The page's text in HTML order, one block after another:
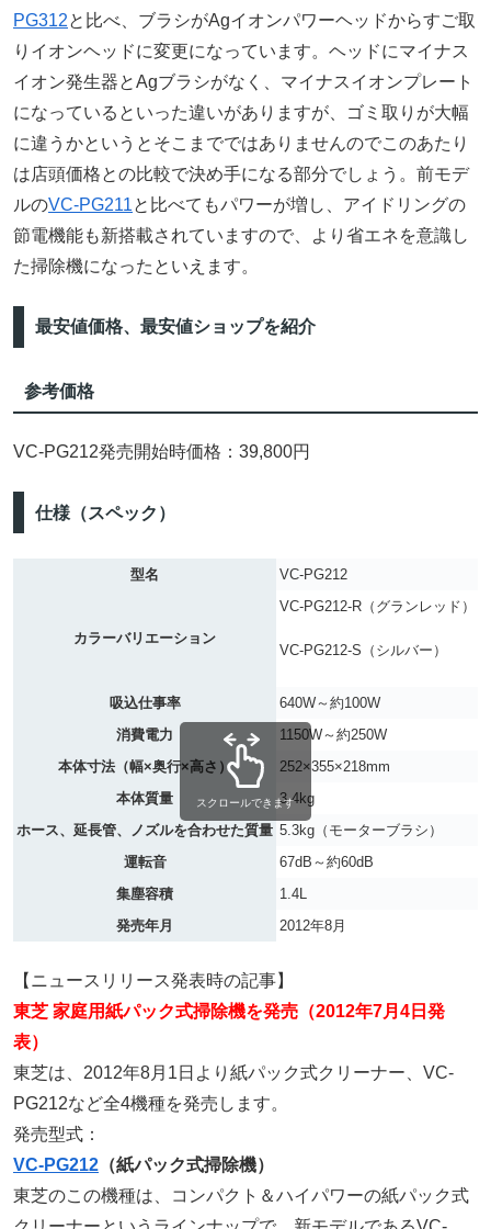
PG312と比べ、ブラシがAgイオンパワーヘッドからすご取
りイオンヘッドに変更になっています。ヘッドにマイナス
イオン発生器とAgブラシがなく、マイナスイオンプレート
になっているといった違いがありますが、ゴミ取りが大幅
に違うかというとそこまでではありませんのでこのあたり
は店頭価格との比較で決め手になる部分でしょう。前モデ
ルのVC-PG211と比べてもパワーが増し、アイドリングの
節電機能も新搭載されていますので、より省エネを意識し
た掃除機になったといえます。
最安値価格、最安値ショップを紹介
参考価格
VC-PG212発売開始時価格：39,800円
仕様（スペック）
型名 VC-PG212
カラーバリエーション
VC-PG212-R（グランレッド）
VC-PG212-S（シルバー）
吸込仕事率
640W～約100W
消費電力
1150W～約250W
本体寸法（幅×奥行×高さ）
252×355×218mm
本体質量
3.4kg
ホース、延長管、ノズルを合わせた質量 5.3kg（モーターブラシ）
運転音
67dB～約60dB
集塵容積
1.4L
発売年月
2012年8月
スクロールできます
【ニュースリリース発表時の記事】
東芝 家庭用紙パック式掃除機を発売（2012年7月4日発
表）
東芝は、2012年8月1日より紙パック式クリーナー、VC-
PG212など全4機種を発売します。
発売型式：
VC-PG212 （紙パック式掃除機）
東芝のこの機種は、コンパクト＆ハイパワーの紙パック式